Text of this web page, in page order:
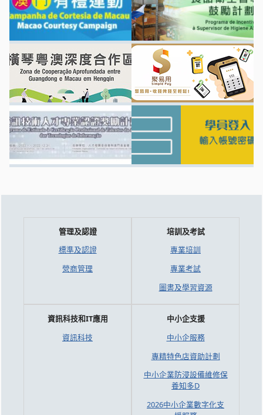
管理及認證
標準及認證
營商管理
培訓及考試
專業培訓
專業考試
圖書及學習資源
資訊科技和IT應用
資訊科技
中小企支援
中小企服務
專精特色店資助計劃
中小企業防浸設備維修保
養知多D
2026中小企業數字化支